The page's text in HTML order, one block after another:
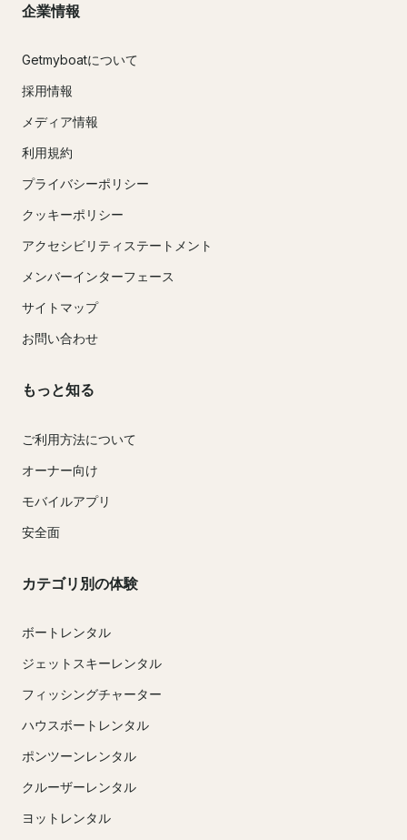
企業情報
Getmyboatについて
採用情報
メディア情報
利用規約
プライバシーポリシー
クッキーポリシー
アクセシビリティステートメント
メンバーインターフェース
サイトマップ
お問い合わせ
もっと知る
ご利用方法について
オーナー向け
モバイルアプリ
安全面
カテゴリ別の体験
ボートレンタル
ジェットスキーレンタル
フィッシングチャーター
ハウスボートレンタル
ポンツーンレンタル
クルーザーレンタル
ヨットレンタル